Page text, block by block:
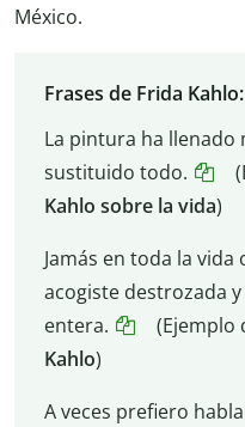
México.
Frases de Frida
La pintura ha llenado
sustituido todo.
Kahlo sobre la vida)
Jamás en toda la
acogiste destrozada
entera.
(Ejemplo
Kahlo)
A veces prefiero